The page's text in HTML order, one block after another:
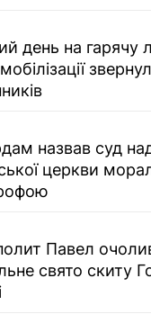
день на гарячу
назвав суд
церкви
Павел
свято скиту